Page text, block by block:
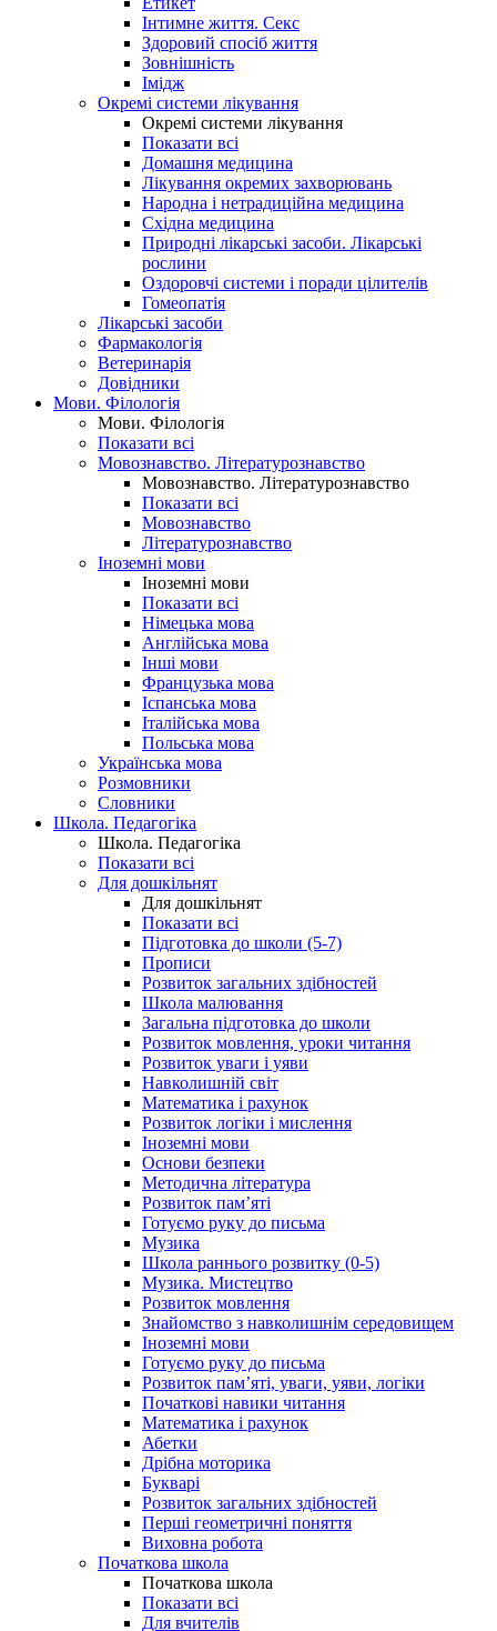
Інтимне життя. Секс
Здоровий спосіб життя
Зовнішність
Імідж
Окремі системи лікування
Окремі системи лікування
Показати всі
Домашня медицина
Лікування окремих захворювань
Народна і нетрадиційна медицина
Східна медицина
Природні лікарські засоби. Лікарські
рослини
Оздоровчі системи і поради цілителів
Гомеопатія
Лікарські засоби
Фармакологія
Ветеринарія
Довідники
Мови. Філологія
Мови. Філологія
Показати всі
Мовознавство. Літературознавство
Мовознавство. Літературознавство
Показати всі
Мовознавство
Літературознавство
Іноземні мови
Іноземні мови
Показати всі
Німецька мова
Англійська мова
Інші мови
Французька мова
Іспанська мова
Італійська мова
Польська мова
Українська мова
Розмовники
Словники
Школа. Педагогіка
Школа. Педагогіка
Показати всі
Для дошкільнят
Для дошкільнят
Показати всі
Підготовка до школи (5-7)
Прописи
Розвиток загальних здібностей
Школа малювання
Загальна підготовка до школи
Розвиток мовлення, уроки читання
Розвиток уваги і уяви
Навколишній світ
Математика і рахунок
Розвиток логіки і мислення
Іноземні мови
Основи безпеки
Методична література
Розвиток пам’яті
Готуємо руку до письма
Музика
Школа раннього розвитку (0-5)
Музика. Мистецтво
Розвиток мовлення
Знайомство з навколишнім середовищем
Іноземні мови
Готуємо руку до письма
Розвиток пам’яті, уваги, уяви, логіки
Початкові навики читання
Математика і рахунок
Абетки
Дрібна моторика
Букварі
Розвиток загальних здібностей
Перші геометричні поняття
Виховна робота
Початкова школа
Початкова школа
Показати всі
Для вчителів